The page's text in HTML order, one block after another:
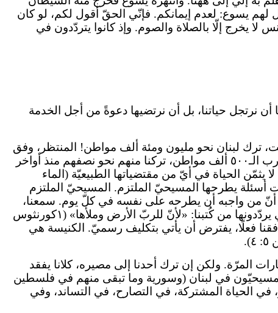
لهم يسوع: لعدم إيمانكم. فإنّي الحقّ أقول لكم، لو كان
يخرج إلّا بالصلاة والصوم. وإذ كانوا يتردّدون في
نرتجل حياتنا، بل أن نرتضيها دعوةً من أجل الخدمة
من القرن الفائت، ترك لبنان نحو مليون ومئة ألف مواطن! المنتظر، وفق
إحصاءات أجرتها حديثًا وسائل إعلاميّة، أن يتركنا، في هاتَين السنتَين، نحو ١٠ في المئة من عدد سكّان لبنان (أي ما يقارب الـ٥٠٠ ألف مواطن، تركنا منهم نحو نصفهم منذ أواخر
لا يثمّن الحياة في أيّ من مقتضياتها الطبيعيّة (الماء
يطرحها المسيحيّ الملتزم. المسيحيّ الملتزم
أنّ من واجبه أن يطرحه على نفسه في كلّ يوم. سمعنا،
على مدى هذه السنين الطويلة، إخوةً كثيرين يقولون، بثقةٍ تقنعهم، إنّهم يهاجرون إلى خدمة الله في بلد آخر. الآية التي يردّدونها من كُتبنا: «لأنّ للربّ الأرض وملأها» (١كورنثوس
فعلًا، يفترض أن يأتي بتكليف رسميّ. الكنيسة هي
المرّة. ولكن إن ترك أحدنا إلى مصيره، كلانا يفقد
في لبنان (وسورية وما تبقى منهم في فلسطين
الحياة المشتركة، في التصارح، في التساند، وفي